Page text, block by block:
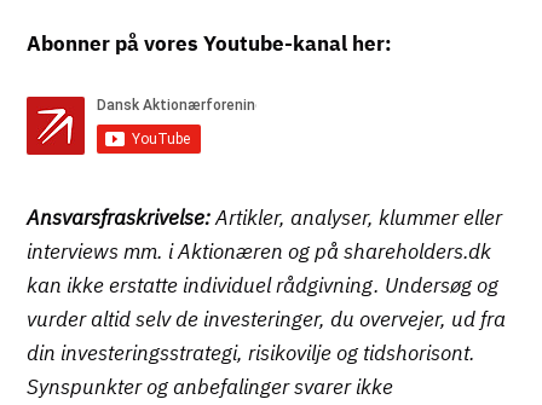
Abonner på vores Youtube-kanal her:
Ansvarsfraskrivelse:Artikler, analyser, klummer eller
interviews mm. i Aktionæren og på shareholders.dk
kan ikke erstatte individuel rådgivning. Undersøg og
vurder altid selv de investeringer, du overvejer, ud fra
din investeringsstrategi, risikovilje og tidshorisont.
Synspunkter og anbefalinger svarer ikke